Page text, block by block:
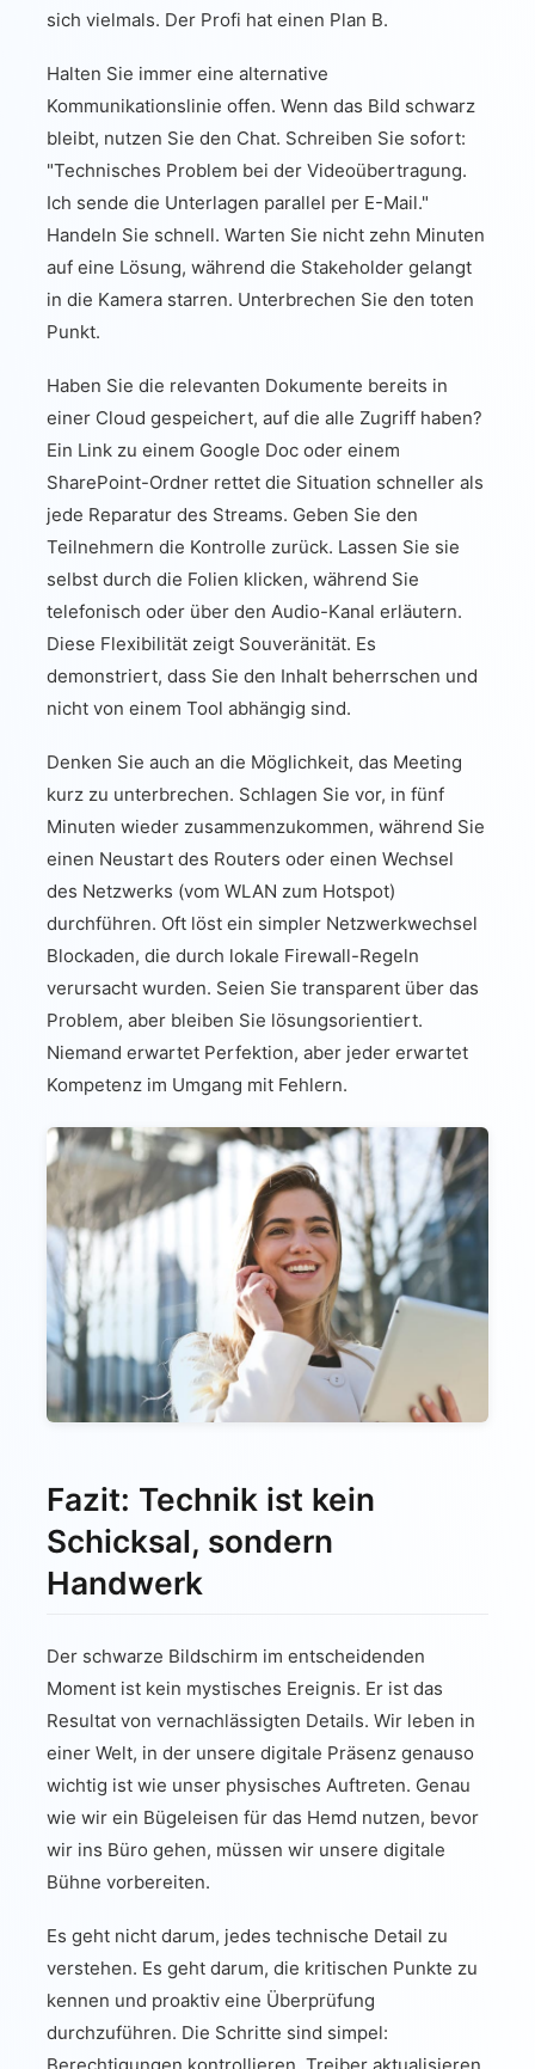
sich vielmals. Der Profi hat einen Plan B.
Halten Sie immer eine alternative
Kommunikationslinie offen. Wenn das Bild schwarz
bleibt, nutzen Sie den Chat. Schreiben Sie sofort:
"Technisches Problem bei der Videoübertragung.
Ich sende die Unterlagen parallel per E-Mail."
Handeln Sie schnell. Warten Sie nicht zehn Minuten
auf eine Lösung, während die Stakeholder gelangt
in die Kamera starren. Unterbrechen Sie den toten
Punkt.
Haben Sie die relevanten Dokumente bereits in
einer Cloud gespeichert, auf die alle Zugriff haben?
Ein Link zu einem Google Doc oder einem
SharePoint-Ordner rettet die Situation schneller als
jede Reparatur des Streams. Geben Sie den
Teilnehmern die Kontrolle zurück. Lassen Sie sie
selbst durch die Folien klicken, während Sie
telefonisch oder über den Audio-Kanal erläutern.
Diese Flexibilität zeigt Souveränität. Es
demonstriert, dass Sie den Inhalt beherrschen und
nicht von einem Tool abhängig sind.
Denken Sie auch an die Möglichkeit, das Meeting
kurz zu unterbrechen. Schlagen Sie vor, in fünf
Minuten wieder zusammenzukommen, während Sie
einen Neustart des Routers oder einen Wechsel
des Netzwerks (vom WLAN zum Hotspot)
durchführen. Oft löst ein simpler Netzwerkwechsel
Blockaden, die durch lokale Firewall-Regeln
verursacht wurden. Seien Sie transparent über das
Problem, aber bleiben Sie lösungsorientiert.
Niemand erwartet Perfektion, aber jeder erwartet
Kompetenz im Umgang mit Fehlern.
Fazit: Technik ist kein
Schicksal, sondern
Handwerk
Der schwarze Bildschirm im entscheidenden
Moment ist kein mystisches Ereignis. Er ist das
Resultat von vernachlässigten Details. Wir leben in
einer Welt, in der unsere digitale Präsenz genauso
wichtig ist wie unser physisches Auftreten. Genau
wie wir ein Bügeleisen für das Hemd nutzen, bevor
wir ins Büro gehen, müssen wir unsere digitale
Bühne vorbereiten.
Es geht nicht darum, jedes technische Detail zu
verstehen. Es geht darum, die kritischen Punkte zu
kennen und proaktiv eine Überprüfung
durchzuführen. Die Schritte sind simpel: